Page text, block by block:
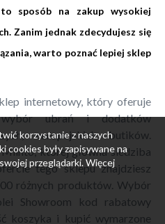
sposób na zakup wysokiej
Zanim jednak zdecydujesz się
warto poznać lepiej sklep
internetowy, który oferuje
ubrań i dodatków
europejskich butików.
której główna siedziba
tego sklepu znajdziesz
różnych produktów. Wybór
Showroom kod rabatowy
koszyka i kupić wymarzone
korzystanie z naszych
cookies były zapisywane na
przeglądarki. Więcej